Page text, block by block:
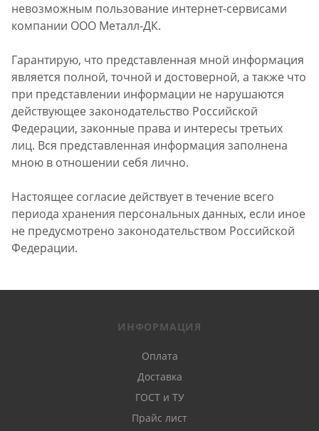
невозможным пользование интернет-сервисами
компании ООО Металл-ДК.
Гарантирую, что представленная мной информация
является полной, точной и достоверной, а также что
при представлении информации не нарушаются
действующее законодательство Российской
Федерации, законные права и интересы третьих
лиц. Вся представленная информация заполнена
мною в отношении себя лично.
Настоящее согласие действует в течение всего
периода хранения персональных данных, если иное
не предусмотрено законодательством Российской
Федерации.
ИНФОРМАЦИЯ
Оплата
Доставка
ГОСТ и ТУ
Прайс лист